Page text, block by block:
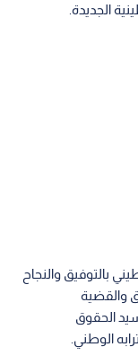
الجديدة.
بالتوفيق والنجاح
والقضية
الحقوق
الوطني.